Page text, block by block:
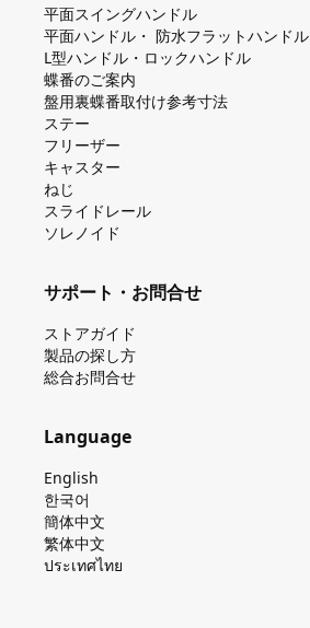
平⾯スイングハンドル
平⾯ハンドル・ 防⽔フラットハンドル
L型ハンドル・ロックハンドル
蝶番のご案内
盤⽤裏蝶番取付け参考⼨法
ステー
フリーザー
キャスター
ねじ
スライドレール
ソレノイド
サポート・お問合せ
ストアガイド
製品の探し⽅
総合お問合せ
Language
English
한국어
簡体中文
繁体中文
ประเทศไทย